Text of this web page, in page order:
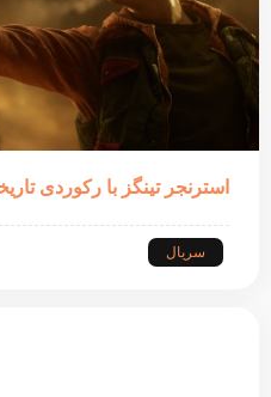
استرنجر تینگز با رکوردی
سریال